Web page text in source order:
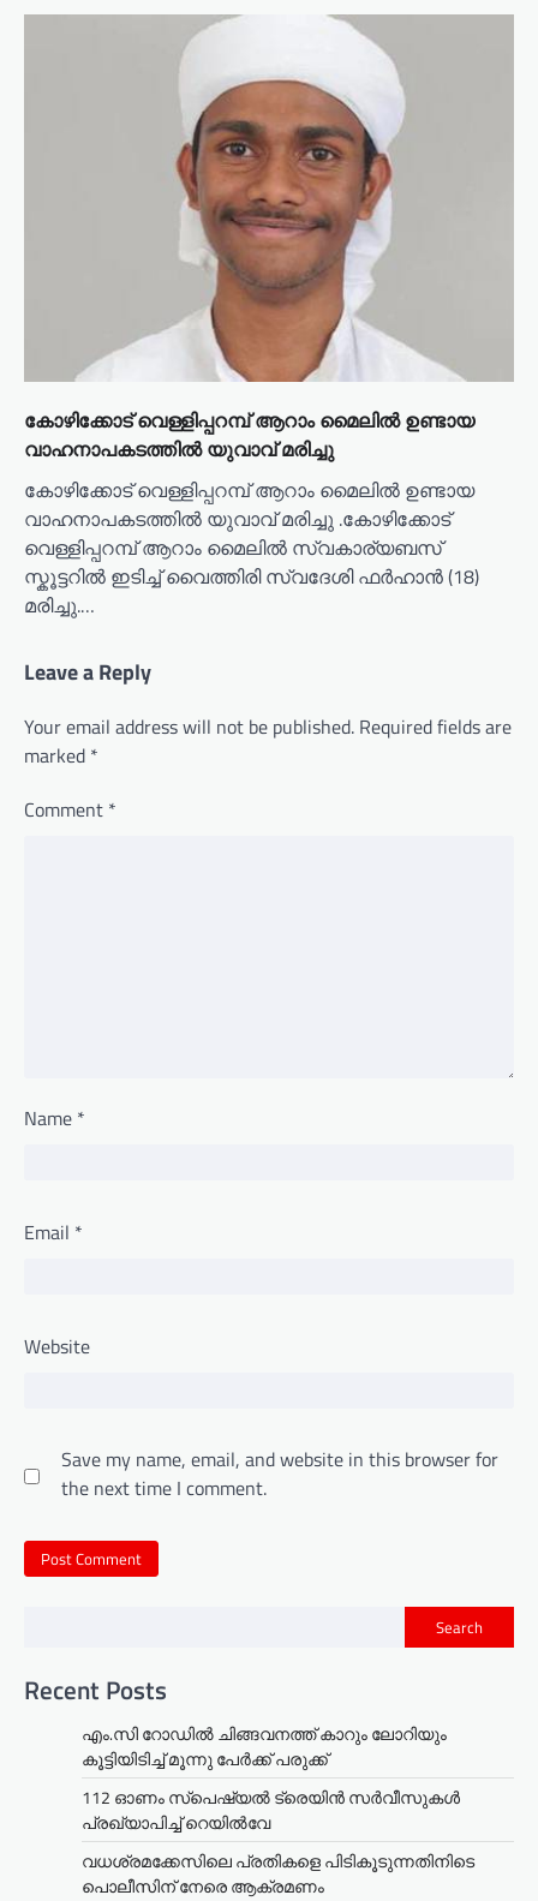
കോഴിക്കോട് വെള്ളിപ്പറമ്പ് ആറാം മൈലിൽ ഉണ്ടായ
വാഹനാപകടത്തിൽ യുവാവ് മരിച്ചു
കോഴിക്കോട് വെള്ളിപ്പറമ്പ് ആറാം മൈലിൽ ഉണ്ടായ
വാഹനാപകടത്തിൽ യുവാവ് മരിച്ചു .കോഴിക്കോട്
വെള്ളിപ്പറമ്പ് ആറാം മൈലിൽ സ്വകാര്യബസ്
സ്കൂട്ടറിൽ ഇടിച്ച് വൈത്തിരി സ്വദേശി ഫർഹാൻ (18)
മരിച്ചു.…
Leave a Reply
Your email address will not be published. Required fields are
marked *
Comment *
Name *
Email *
Website
Save my name, email, and website in this browser for
the next time I comment.
Search
Recent Posts
എം.സി റോഡിൽ ചിങ്ങവനത്ത് കാറും ലോറിയും
കൂട്ടിയിടിച്ച് മൂന്നു പേർക്ക് പരുക്ക്
112 ഓണം സ്പെഷ്യൽ ട്രെയിൻ സർവീസുകൾ
പ്രഖ്യാപിച്ച് റെയിൽവേ
വധശ്രമക്കേസിലെ പ്രതികളെ പിടികൂടുന്നതിനിടെ
പൊലീസിന് നേരെ ആക്രമണം